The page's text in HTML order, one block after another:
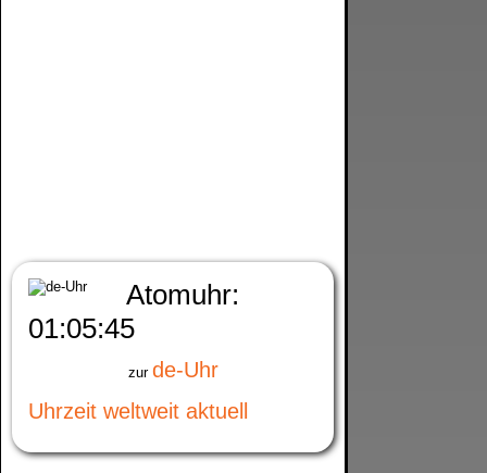
Atomuhr:
01:05:45
zur de-Uhr
Uhrzeit weltweit aktuell